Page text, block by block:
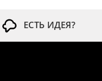
ЕСТЬ ИДЕЯ?